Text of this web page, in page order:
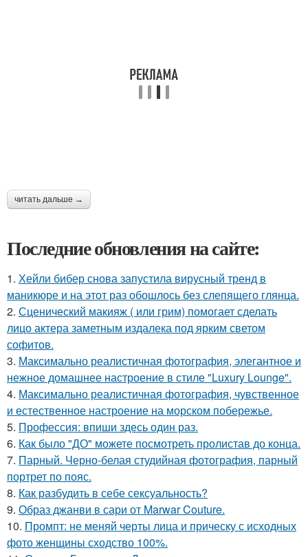
читать дальше →
Последние обновления на сайте:
1. Хейли бибер снова запустила вирусный тренд в
маникюре и на этот раз обошлось без слепящего глянца.
2. Сценический макияж ( или грим) помогает сделать
лицо актера заметным издалека под ярким светом
софитов.
3. Максимально реалистичная фотография, элегантное и
нежное домашнее настроение в стиле "Luxury Lounge".
4. Максимально реалистичная фотография, чувственное
и естественное настроение на морском побережье.
5. Профессия: впиши здесь один раз.
6. Как было "ДО" можете посмотреть пролистав до конца.
7. Парный. Черно-белая студийная фотография, парный
портрет по пояс.
8. Как разбудить в себе сексуальность?
9. Образ джанви в сари от Marwar Couture.
10. Промпт: не меняй черты лица и прическу с исходных
фото женщины сходство 100%.